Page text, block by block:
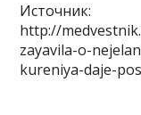
Источник:
http://
zayavila-o-
kureniya-daje-